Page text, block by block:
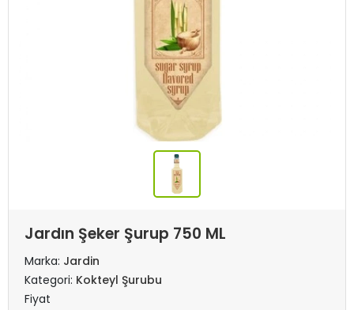
Jardın Şeker Şurup 750 ML
Marka: Jardin
Kategori: Kokteyl Şurubu
Fiyat